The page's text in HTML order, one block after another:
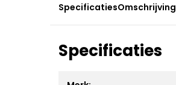
SpecificatiesOmschrijving
Specificaties